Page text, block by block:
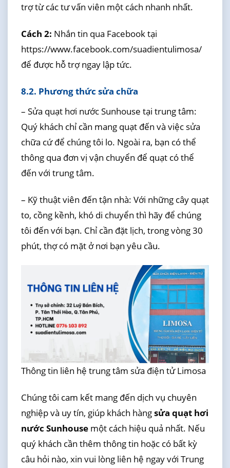
trợ từ các tư vấn viên một cách nhanh nhất.
Cách 2: Nhắn tin qua Facebook tại
https://www.facebook.com/suadientulimosa/
để được hỗ trợ ngay lập tức.
8.2. Phương thức sửa chữa
– Sửa quạt hơi nước Sunhouse tại trung tâm:
Quý khách chỉ cần mang quạt đến và việc sửa
chữa cứ để chúng tôi lo. Ngoài ra, bạn có thể
thông qua đơn vị vận chuyển để quạt có thể
đến với trung tâm.
– Kỹ thuật viên đến tận nhà: Với những cây quạt
to, cồng kềnh, khó di chuyển thì hãy để chúng
tôi đến với bạn. Chỉ cần đặt lịch, trong vòng 30
phút, thợ có mặt ở nơi bạn yêu cầu.
Thông tin liên hệ trung tâm sửa điện tử Limosa
Chúng tôi cam kết mang đến dịch vụ chuyên
nghiệp và uy tín, giúp khách hàngsửa quạt hơi
nước Sunhouse một cách hiệu quả nhất. Nếu
quý khách cần thêm thông tin hoặc có bất kỳ
câu hỏi nào, xin vui lòng liên hệ ngay với Trung